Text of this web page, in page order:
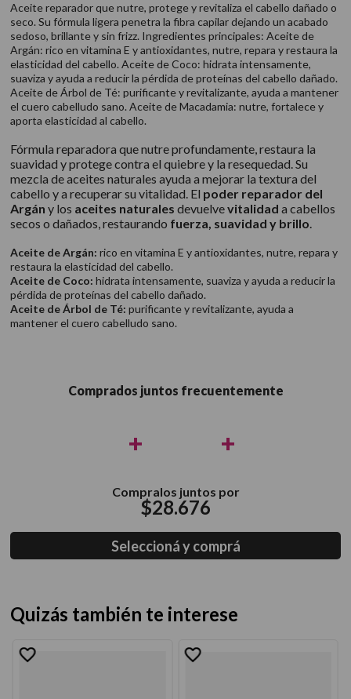
Aceite reparador que nutre, protege y revitaliza el cabello dañado o
seco. Su fórmula ligera penetra la fibra capilar dejando un acabado
sedoso, brillante y sin frizz. Ingredientes principales: Aceite de
Argán: rico en vitamina E y antioxidantes, nutre, repara y restaura la
elasticidad del cabello. Aceite de Coco: hidrata intensamente,
suaviza y ayuda a reducir la pérdida de proteínas del cabello dañado.
Aceite de Árbol de Té: purificante y revitalizante, ayuda a mantener
el cuero cabelludo sano. Aceite de Macadamia: nutre, fortalece y
aporta elasticidad al cabello.
Fórmula reparadora que nutre profundamente, restaura la
suavidad y protege contra el quiebre y la resequedad. Su
mezcla de aceites naturales ayuda a mejorar la textura del
cabello y a recuperar su vitalidad. El poder reparador del
Argán y los aceites naturales devuelvevitalidad a cabellos
secos o dañados, restaurando fuerza, suavidad y brillo.
Aceite de Argán: rico en vitamina E y antioxidantes, nutre, repara y
restaura la elasticidad del cabello.
Aceite de Coco: hidrata intensamente, suaviza y ayuda a reducir la
pérdida de proteínas del cabello dañado.
Aceite de Árbol de Té: purificante y revitalizante, ayuda a
mantener el cuero cabelludo sano.
Comprados juntos frecuentemente
+ +
Compralos juntos por
$28.676
Seleccioná y comprá
Quizás también te interese